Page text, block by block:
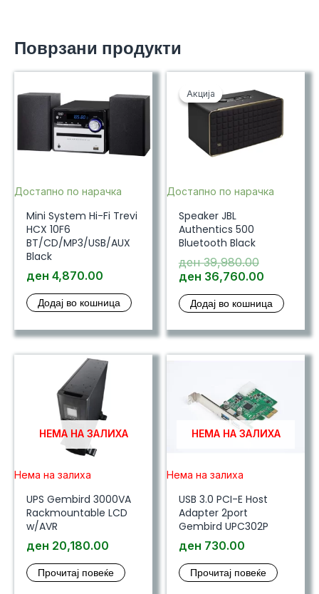
Поврзани продукти
Достапно по нарачка
Mini System Hi-Fi Trevi
HCX 10F6
BT/CD/MP3/USB/AUX
Black
ден 4,870.00
Додај во кошница
Акција
Акција
Достапно по нарачка
Speaker JBL
Authentics 500
Bluetooth Black
ден39,980.00Original
price
ден
ден 36,760.00Current
is:
Додај во кошница
НЕМА НА ЗАЛИХА
Нема на залиха
UPS Gembird 3000VA
Rackmountable LCD
w/AVR
ден 20,180.00
Прочитај повеќе
НЕМА НА ЗАЛИХА
Нема на залиха
USB 3.0 PCI-E Host
Adapter 2port
Gembird UPC302P
ден 730.00
Прочитај повеќе